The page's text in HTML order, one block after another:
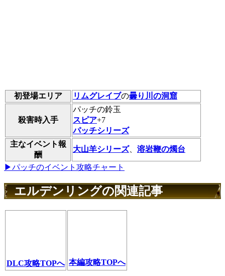
初登場エリア リムグレイブの曇り川の洞窟
殺害時入手
パッチの鈴玉
スピア+7
パッチシリーズ
主なイベント報
酬
大山羊シリーズ、 溶岩鞭の燭台
▶パッチのイベント攻略チャート
エルデンリングの関連記事
DLC攻略TOPへ 本編攻略TOPへ